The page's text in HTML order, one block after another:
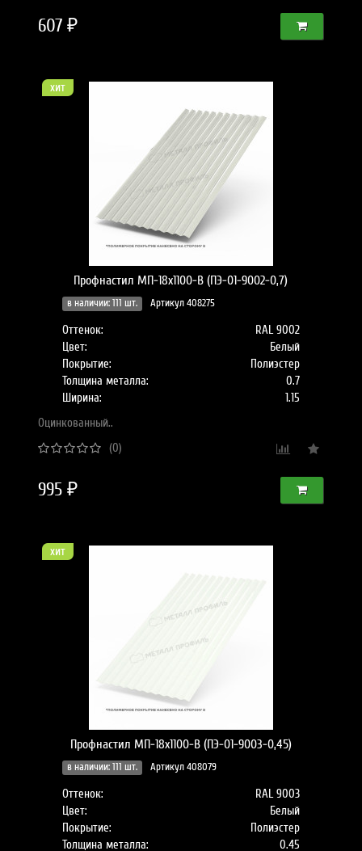
607 ₽
хит
Профнастил МП-18x1100-B (ПЭ-01-9002-0,7)
в наличии: 111 шт. Артикул 408275
Оттенок:
RAL 9002
Цвет:
Белый
Покрытие:
Полиэстер
Толщина металла:
0.7
Ширина:
1.15
Оцинкованный..
(0)
995 ₽
хит
Профнастил МП-18x1100-B (ПЭ-01-9003-0,45)
в наличии: 111 шт. Артикул 408079
Оттенок:
RAL 9003
Цвет:
Белый
Покрытие:
Полиэстер
Толщина металла:
0.45